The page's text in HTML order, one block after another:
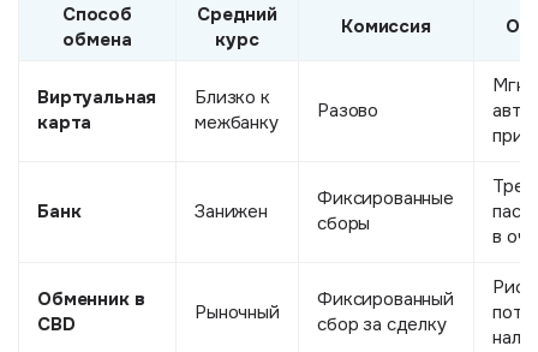
Способ
обмена
Средний
курс
Комиссия
Виртуальная
карта
Близко к
межбанку
Разово
при
Банк Занижен
Фиксированные
сборы
в
Обменник в
CBD
Рыночный
Фиксированный
сбор за сделку